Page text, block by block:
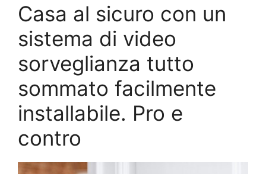
Casa al sicuro con un
sistema di video
sorveglianza tutto
sommato facilmente
installabile. Pro e
contro